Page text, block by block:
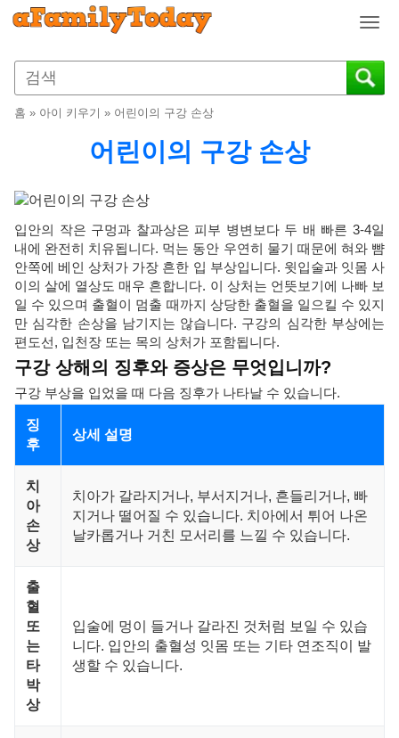
T
g
g
a
o
n
홈 » 아이 키우기 » 어린이의 구강 손상
어린이의 구강 손상
입안의 작은 구멍과 찰과상은 피부 병변보다 두 배 빠른 3-4일
내에 완전히 치유됩니다. 먹는 동안 우연히 물기 때문에 혀와 뺨
안쪽에 베인 상처가 가장 흔한 입 부상입니다. 윗입술과 잇몸 사
이의 살에 열상도 매우 흔합니다. 이 상처는 언뜻보기에 나빠 보
일 수 있으며 출혈이 멈출 때까지 상당한 출혈을 일으킬 수 있지
만 심각한 손상을 남기지는 않습니다. 구강의 심각한 부상에는
편도선, 입천장 또는 목의 상처가 포함됩니다.
구강 상해의 징후와 증상은 무엇입니까?
구강 부상을 입었을 때 다음 징후가 나타날 수 있습니다.
징
후
상세 설명
치
아
손
상
치아가 갈라지거나, 부서지거나, 흔들리거나, 빠
지거나 떨어질 수 있습니다. 치아에서 튀어 나온
날카롭거나 거친 모서리를 느낄 수 있습니다.
출
혈
또
는
타
박
상
입술에 멍이 들거나 갈라진 것처럼 보일 수 있습
니다. 입안의 출혈성 잇몸 또는 기타 연조직이 발
생할 수 있습니다.